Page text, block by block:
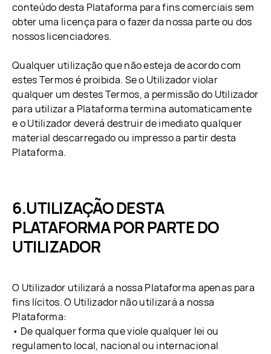
conteúdo desta Plataforma para fins comerciais sem
obter uma licença para o fazer da nossa parte ou dos
nossos licenciadores.
Qualquer utilização que não esteja de acordo com
estes Termos é proibida. Se o Utilizador violar
qualquer um destes Termos, a permissão do Utilizador
para utilizar a Plataforma termina automaticamente
e o Utilizador deverá destruir de imediato qualquer
material descarregado ou impresso a partir desta
Plataforma.
UTILIZAÇÃO DESTA
PLATAFORMA POR PARTE DO
UTILIZADOR
O Utilizador utilizará a nossa Plataforma apenas para
fins lícitos. O Utilizador não utilizará a nossa
Plataforma:
• De qualquer forma que viole qualquer lei ou
regulamento local, nacional ou internacional